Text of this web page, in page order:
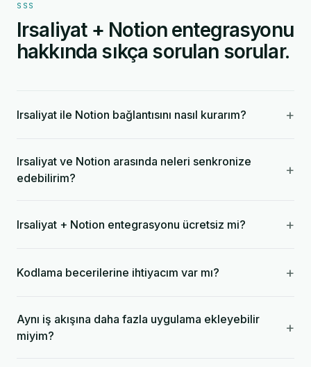
SSS
Irsaliyat + Notion entegrasyonu
hakkında sıkça sorulan sorular.
Irsaliyat ile Notion bağlantısını nasıl kurarım? +
Irsaliyat ve Notion arasında neleri senkronize
edebilirim?
+
Irsaliyat + Notion entegrasyonu ücretsiz mi? +
Kodlama becerilerine ihtiyacım var mı? +
Aynı iş akışına daha fazla uygulama ekleyebilir
miyim?
+